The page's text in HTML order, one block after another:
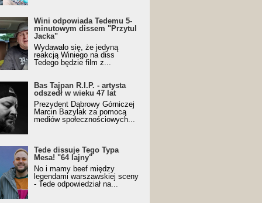
Wini odpowiada Tedemu 5-
minutowym dissem "Przytul
Jacka"
Wydawało się, że jedyną
reakcją Winiego na diss
Tedego będzie film z...
Bas Tajpan R.I.P. - artysta
odszedł w wieku 47 lat
Prezydent Dąbrowy Górniczej
Marcin Bazylak za pomocą
mediów społecznościowych...
Tede dissuje Tego Typa
Mesa! "64 lajny"
No i mamy beef między
legendami warszawskiej sceny
- Tede odpowiedział na...